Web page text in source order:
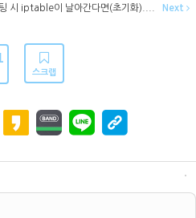
시 iptable이 날아간다면(초기화).... Next
스크랩